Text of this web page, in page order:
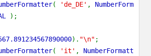
( 'de_DE' , NumberForm
);
). "\n" ;
( 'it' , NumberFormatt